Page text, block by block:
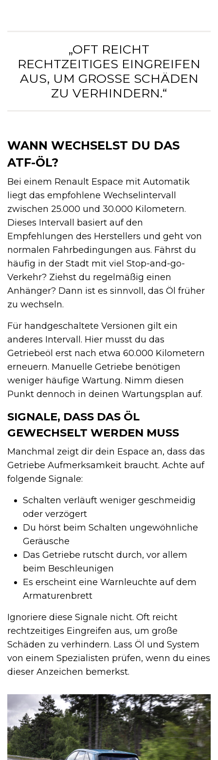
„OFT REICHT
RECHTZEITIGES EINGREIFEN
AUS, UM GROSSE SCHÄDEN Z
U VERHINDERN.“
WANN WECHSELST DU DAS
ATF-ÖL?
Bei einem Renault Espace mit Automatik
liegt das empfohlene Wechselintervall
zwischen 25.000 und 30.000 Kilometern.
Dieses Intervall basiert auf den
Empfehlungen des Herstellers und geht von
normalen Fahrbedingungen aus. Fährst du
häufig in der Stadt mit viel Stop-and-go-
Verkehr? Ziehst du regelmäßig einen
Anhänger? Dann ist es sinnvoll, das Öl früher
zu wechseln.
Für handgeschaltete Versionen gilt ein
anderes Intervall. Hier musst du das
Getriebeöl erst nach etwa 60.000 Kilometern
erneuern. Manuelle Getriebe benötigen
weniger häufige Wartung. Nimm diesen
Punkt dennoch in deinen Wartungsplan auf.
SIGNALE, DASS DAS ÖL
GEWECHSELT WERDEN MUSS
Manchmal zeigt dir dein Espace an, dass das
Getriebe Aufmerksamkeit braucht. Achte auf
folgende Signale:
Schalten verläuft weniger geschmeidig
oder verzögert
Du hörst beim Schalten ungewöhnliche
Geräusche
Das Getriebe rutscht durch, vor allem
beim Beschleunigen
Es erscheint eine Warnleuchte auf dem
Armaturenbrett
Ignoriere diese Signale nicht. Oft reicht
rechtzeitiges Eingreifen aus, um große
Schäden zu verhindern. Lass Öl und System
von einem Spezialisten prüfen, wenn du eines
dieser Anzeichen bemerkst.